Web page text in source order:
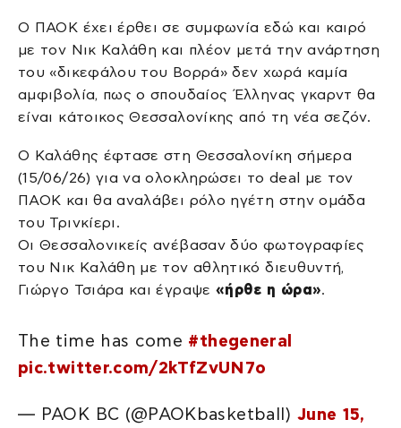
Ο ΠΑΟΚ έχει έρθει σε συμφωνία εδώ και καιρό
με τον Νικ Καλάθη και πλέον μετά την ανάρτηση
του «δικεφάλου του Βορρά» δεν χωρά καμία
αμφιβολία, πως ο σπουδαίος Έλληνας γκαρντ θα
είναι κάτοικος Θεσσαλονίκης από τη νέα σεζόν.
Ο Καλάθης έφτασε στη Θεσσαλονίκη σήμερα
(15/06/26) για να ολοκληρώσει το deal με τον
ΠΑΟΚ και θα αναλάβει ρόλο ηγέτη στην ομάδα
του Τρινκίερι.
Οι Θεσσαλονικείς ανέβασαν δύο φωτογραφίες
του Νικ Καλάθη με τον αθλητικό διευθυντή,
Γιώργο Τσιάρα και έγραψε «ήρθε η ώρα».
The time has come #thegeneral
pic.twitter.com/2kTfZvUN7o
— PAOK BC (@PAOKbasketball)June 15,